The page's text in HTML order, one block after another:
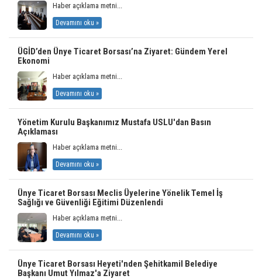
Haber açıklama metni...
Devamını oku »
ÜGİD’den Ünye Ticaret Borsası’na Ziyaret: Gündem Yerel
Ekonomi
Haber açıklama metni...
Devamını oku »
Yönetim Kurulu Başkanımız Mustafa USLU'dan Basın
Açıklaması
Haber açıklama metni...
Devamını oku »
Ünye Ticaret Borsası Meclis Üyelerine Yönelik Temel İş
Sağlığı ve Güvenliği Eğitimi Düzenlendi
Haber açıklama metni...
Devamını oku »
Ünye Ticaret Borsası Heyeti'nden Şehitkamil Belediye
Başkanı Umut Yılmaz'a Ziyaret